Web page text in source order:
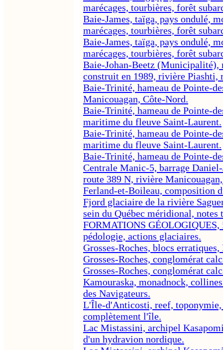
marécages, tourbières, forêt
Baie-James, taïga, pays ondulé,
marécages, tourbières, forêt
Baie-James, taïga, pays ondulé,
marécages, tourbières, forêt
Baie-Johan-Beetz (Municipalité),
construit en 1989, rivière Piashti,
Baie-Trinité, hameau de Pointe-
Manicouagan, Côte-Nord.
Baie-Trinité, hameau de Pointe-
maritime du fleuve Saint-Laurent.
Baie-Trinité, hameau de Pointe-
maritime du fleuve Saint-Laurent.
Baie-Trinité, hameau de Pointe-
Centrale Manic-5, barrage
route 389 N, rivière
Ferland-et-Boileau, composition
Fjord glaciaire de la rivière
sein du Québec méridional, notes
FORMATIONS
pédologie, actions glaciaires.
Grosses-Roches, blocs erratiques,
Grosses-Roches, conglomérat
Grosses-Roches, conglomérat
Kamouraska, monadnock,
des Navigateurs.
L'Île-d'Anticosti, reef,
complètement l'île.
Lac Mistassini, archipel
d'un hydravion nordique.